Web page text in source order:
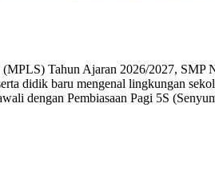
Tahun Ajaran 2026/2027,
didik baru mengenal lingkungan
dengan Pembiasaan Pagi 5S